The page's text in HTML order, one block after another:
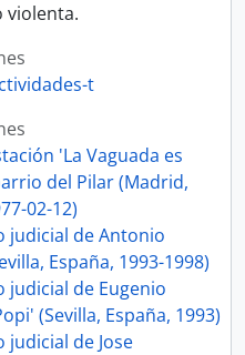
violenta.
t
'La Vaguada es
del Pilar (Madrid,
02-12)
judicial de Antonio
España, 1993-1998)
judicial de Eugenio
(Sevilla, España, 1993)
judicial de Jose